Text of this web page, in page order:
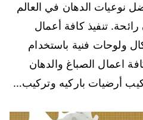
نوعيات الدهان في العالم
رائحة. تنفيذ كافة أعمال
ولوحات فنية باستخدام
اعمال الصباغ والدهان
أرضيات باركيه وتركيب…